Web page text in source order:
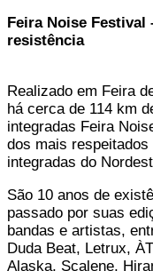
Feira Noise Festival
resistência
Realizado em Feira
há cerca de 114 km
integradas Feira
dos mais
integradas do
São 10 anos de
passado por suas
bandas e artistas,
Duda Beat, Letrux,
Alaska, Scalene,